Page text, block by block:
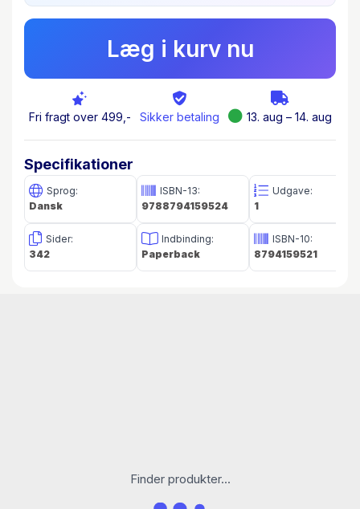
hvorefter vi mødes til en briefing på
gerningsstedet. Vil det passe Dem?”
Inge Olsen ankommer til Nice Lufthavn, hvor
hun bliver mødt af sin franske kollega, major
Lambert, fra det lokale gendarmeri. Inge Olsen
forbrydelse rettet mod en dansk
diplomatfamilie.
Det bliver en sag, som forandrer hende for altid.
Om forfatteren
med politikommissær Inge Olsen i en central
Læg i kurv nu
Fri fragt over 499,- Sikker betaling 13. aug – 14. aug
Specifikationer
Sprog:
Dansk
Sider:
342
ISBN-13:
9788794159524
Indbinding:
Paperback
Udgave:
1
ISBN-10:
8794159521
Finder produkter...